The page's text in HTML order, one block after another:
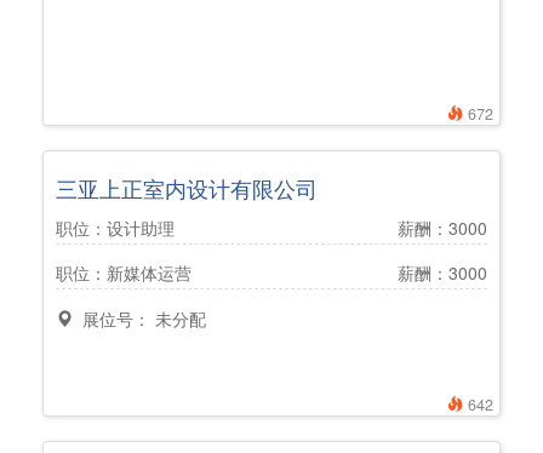
672
642
三亚上正室内设计有限公司
职位：设计助理
薪酬：3000
职位：新媒体运营
薪酬：3000
展位号： 未分配